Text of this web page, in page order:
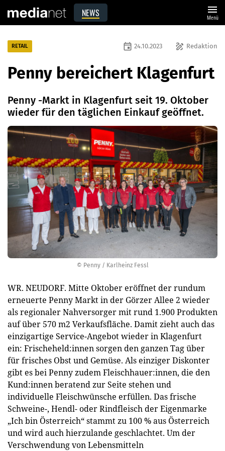
NEWS menu
Menü
© Penny / Karlheinz Fessl
RETAIL draw Redaktion
event 24.10.2023
Penny bereichert Klagenfurt
Penny -Markt in Klagenfurt seit 19. Oktober
wieder für den täglichen Einkauf geöffnet.
WR. NEUDORF. Mitte Oktober eröffnet der rundum
erneuerte Penny Markt in der Görzer Allee 2 wieder
als regionaler Nahversorger mit rund 1.900 Produkten
auf über 570 m2 Verkaufsfläche. Damit zieht auch das
einzigartige Service-Angebot wieder in Klagenfurt
ein: Frischeheld:innen sorgen den ganzen Tag über
für frisches Obst und Gemüse. Als einziger Diskonter
gibt es bei Penny zudem Fleischhauer:innen, die den
Kund:innen beratend zur Seite stehen und
individuelle Fleischwünsche erfüllen. Das frische
Schweine-, Hendl- oder Rindfleisch der Eigenmarke
„Ich bin Österreich“ stammt zu 100 % aus Österreich
und wird auch hierzulande geschlachtet. Um der
Verschwendung von Lebensmitteln